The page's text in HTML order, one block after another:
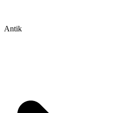
Antik